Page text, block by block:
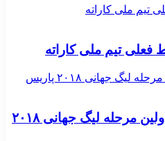
تیم ملی کاراته
تیم ملی کاراته
جهانی ۲۰۱۸ پاریس
مسابقه بهمن عسگری در اولین مرحله لیگ جهانی ۲۰۱۸